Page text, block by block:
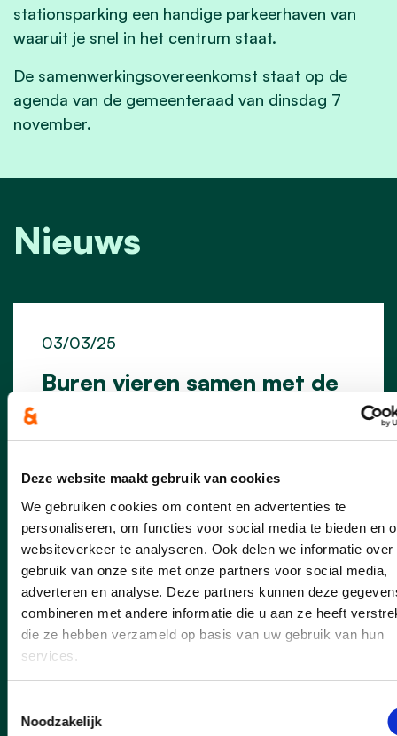
Deze website maakt gebruik van cookies
We gebruiken cookies om content en advertenties te
personaliseren, om functies voor social media te bieden en
websiteverkeer te analyseren. Ook delen we informatie over
gebruik van onze site met onze partners voor social media,
adverteren en analyse. Deze partners kunnen deze
combineren met andere informatie die u aan ze heeft
die ze hebben verzameld op basis van uw gebruik van hun
services.
Noodzakelijk
stationsparking een handige parkeerhaven van
waaruit je snel in het centrum staat.
De samenwerkingsovereenkomst staat op de
agenda van de gemeenteraad van dinsdag 7
november.
Nieuws
Buren vieren samen met de
03/03/25
De Europese Dag van de Buren – dit jaar
duizenden buren samen. Ook in Waregem
wordt dat in tientallen buurten gevierd,
gewoon op straat of met een lekkere
barbecue. Feestende buurten kunnen met
een feestcheque van de stad rekenen op
een financieel duwtje in de rug. We gaan
dit jaar ook opnieuw op zoek naar de
Buur(t) van het Jaar.
lees meer